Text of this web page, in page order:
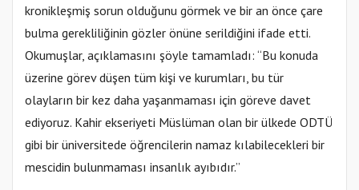
kronikleşmiş sorun olduğunu görmek ve bir an önce çare
bulma gerekliliğinin gözler önüne serildiğini ifade etti.
Okumuşlar, açıklamasını şöyle tamamladı: “Bu konuda
üzerine görev düşen tüm kişi ve kurumları, bu tür
olayların bir kez daha yaşanmaması için göreve davet
ediyoruz. Kahir ekseriyeti Müslüman olan bir ülkede ODTÜ
gibi bir üniversitede öğrencilerin namaz kılabilecekleri bir
mescidin bulunmaması insanlık ayıbıdır.”